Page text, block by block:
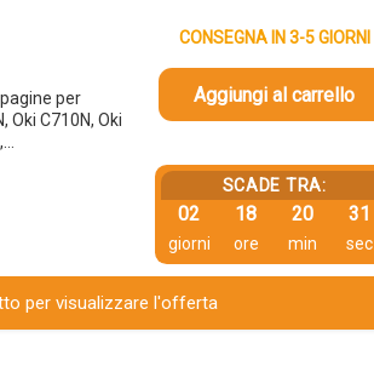
per
Oki C710N, Oki
CONSEGNA IN 3-5 GIORNI
Aggiungi al carrello
SCADE TRA:
02
giorni
18
ore
20
min
30
sec
per visualizzare l'offerta